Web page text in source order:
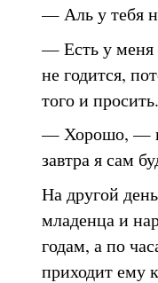
— Аль у тебя
— Есть у меня
не годится,
того и просить.
— Хорошо, —
завтра я сам
На другой
младенца и
годам, а по
приходит ему